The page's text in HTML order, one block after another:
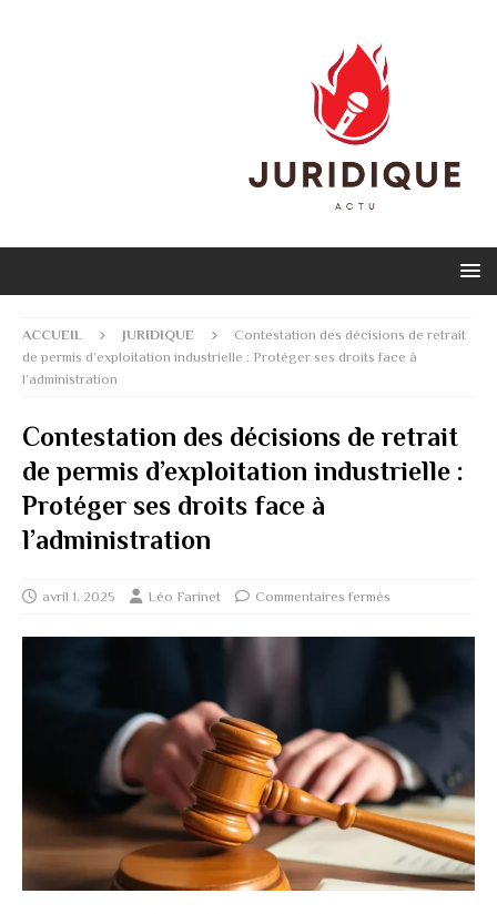
ACCUEIL JURIDIQUE
Contestation des décisions de retrait
de permis d’exploitation industrielle : Protéger ses droits face à
l’administration
Contestation des décisions de retrait
de permis d’exploitation industrielle :
Protéger ses droits face à
l’administration
avril 1, 2025 Léo Farinet Commentaires fermés